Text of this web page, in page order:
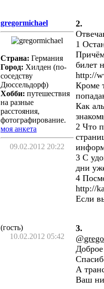
gregormichael
Страна: Германия
Город: Хилден (по-
соседству
Дюссельдорф)
Хобби: путешествия
на разные
расстояния,
фотографирование.
моя анкета
09.02.2012 20:22
2.
1
билет
http://
Кроме
Как
2 Что
3 С
дни
4
http://
Если
(гость)
10.02.2012 05:42
3.
А
Ваш